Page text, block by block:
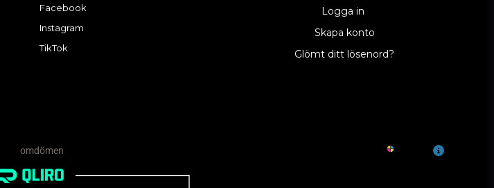
Facebook
Instagram
TikTok
Logga in
Skapa konto
Glömt ditt lösenord?